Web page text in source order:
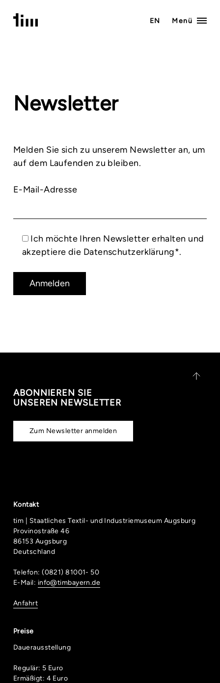
Inhalt
springen
EN Menü
Newsletter
Melden Sie sich zu unserem Newsletter an, um
auf dem Laufenden zu bleiben.
E-Mail-Adresse
Ich möchte Ihren Newsletter erhalten und
akzeptiere die Datenschutzerklärung*.
ABONNIEREN SIE
UNSEREN NEWSLETTER
Zum Newsletter anmelden
Kontakt
tim | Staatliches Textil- und Industriemuseum Augsburg
Provinostraße 46
86153 Augsburg
Deutschland
Telefon: (0821) 81001- 50
E-Mail: info@timbayern.de
Anfahrt
Preise
Dauerausstellung
Regulär: 5 Euro
Ermäßigt: 4 Euro